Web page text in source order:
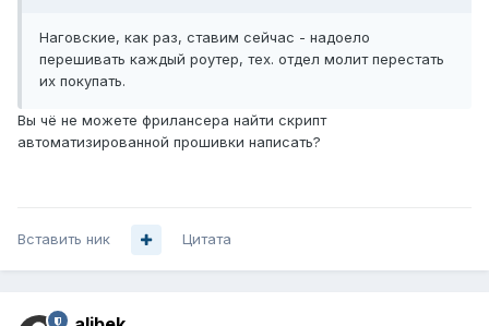
Наговские, как раз, ставим сейчас - надоело
перешивать каждый роутер, тех. отдел молит перестать
их покупать.
Вы чё не можете фрилансера найти скрипт
автоматизированной прошивки написать?
Вставить ник Цитата